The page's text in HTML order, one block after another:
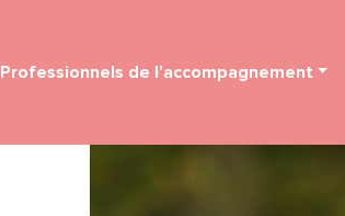
Professionnels de l’accompagnement